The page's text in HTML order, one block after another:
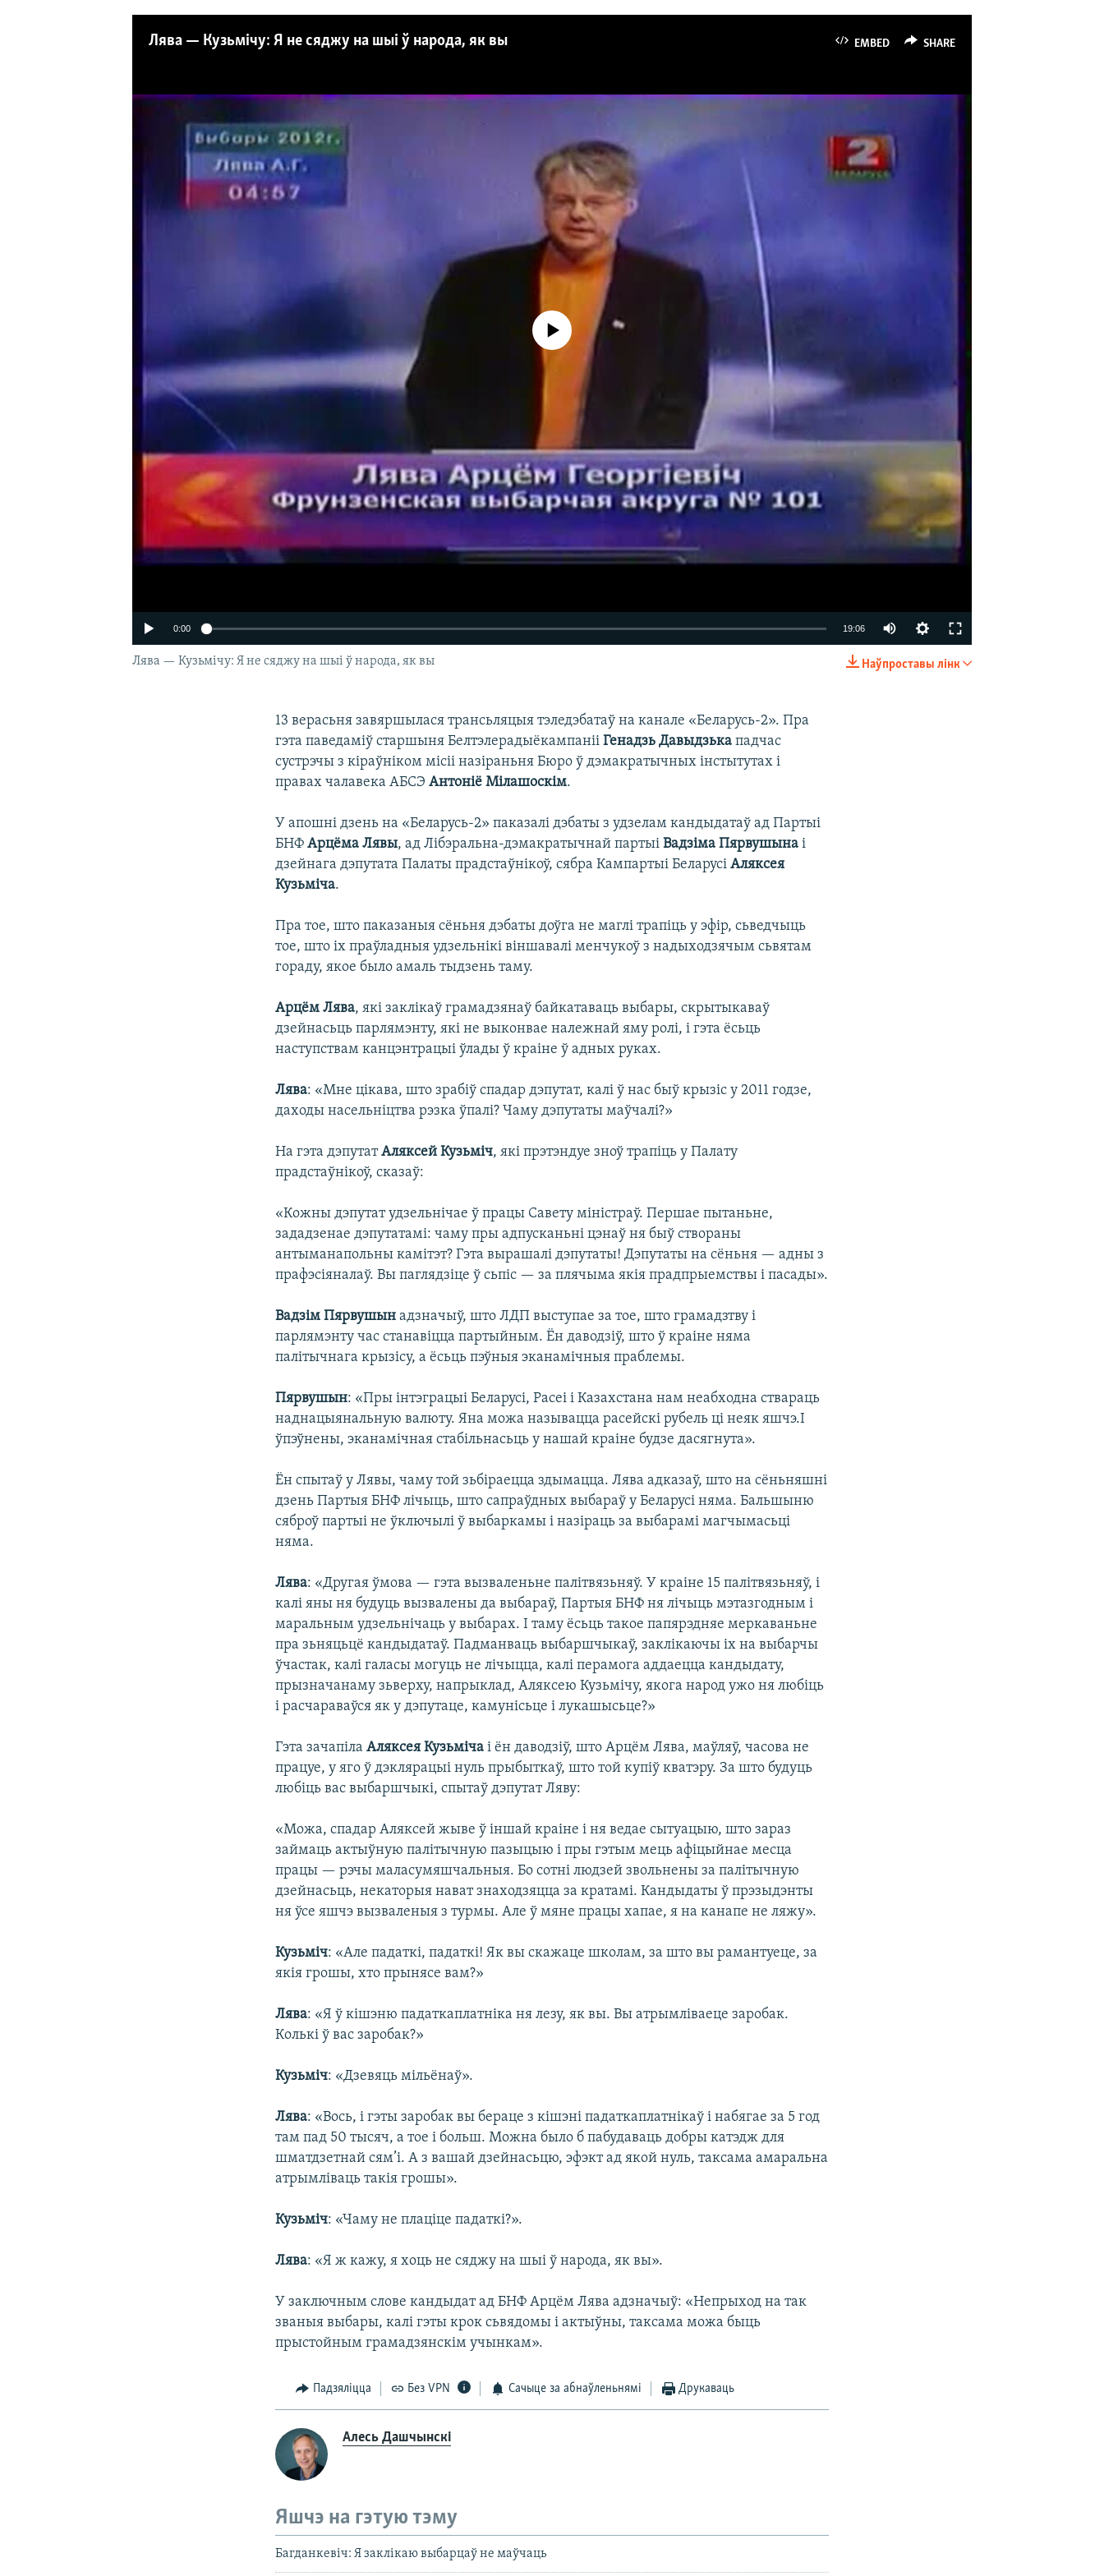
EMBED SHARE
Лява — Кузьмічу: Я не сяджу на шыі ў народа, як вы
No media source currently available
0:00 19:06
Наўпроставы лінк
Лява — Кузьмічу: Я не сяджу на шыі ў народа, як вы
13 верасьня завяршылася трансьляцыя тэледэбатаў на канале «Беларусь-2». Пра
гэта паведаміў старшыня БелтэлерадыёкампанііГенадзь Давыдзька падчас
сустрэчы з кіраўніком місіі назіраньня Бюро ў дэмакратычных інстытутах і
правах чалавека АБСЭАнтоніё Мілашоскім.
У апошні дзень на «Беларусь-2» паказалі дэбаты з удзелам кандыдатаў ад Партыі
БНФАрцёма Лявы, ад Лібэральна-дэмакратычнай партыіВадзіма Пярвушына і
дзейнага дэпутата Палаты прадстаўнікоў, сябра Кампартыі БеларусіАляксея
Кузьміча.
Пра тое, што паказаныя сёньня дэбаты доўга не маглі трапіць у эфір, сьведчыць
тое, што іх праўладныя удзельнікі віншавалі менчукоў з надыходзячым сьвятам
гораду, якое было амаль тыдзень таму.
Арцём Лява, які заклікаў грамадзянаў байкатаваць выбары, скрытыкаваў
дзейнасьць парлямэнту, які не выконвае належнай яму ролі, і гэта ёсьць
наступствам канцэнтрацыі ўлады ў краіне ў адных руках.
Лява: «Мне цікава, што зрабіў спадар дэпутат, калі ў нас быў крызіс у 2011 годзе,
даходы насельніцтва рэзка ўпалі? Чаму дэпутаты маўчалі?»
На гэта дэпутатАляксей Кузьміч, які прэтэндуе зноў трапіць у Палату
прадстаўнікоў, сказаў:
«Кожны дэпутат удзельнічае ў працы Савету міністраў. Першае пытаньне,
зададзенае дэпутатамі: чаму пры адпусканьні цэнаў ня быў створаны
антыманапольны камітэт? Гэта вырашалі дэпутаты! Дэпутаты на сёньня — адны з
прафэсіяналаў. Вы паглядзіце ў сьпіс — за плячыма якія прадпрыемствы і пасады».
Вадзім Пярвушын адзначыў, што ЛДП выступае за тое, што грамадзтву і
парлямэнту час станавіцца партыйным. Ён даводзіў, што ў краіне няма
палітычнага крызісу, а ёсьць пэўныя эканамічныя праблемы.
Пярвушын: «Пры інтэграцыі Беларусі, Расеі і Казахстана нам неабходна ствараць
наднацыянальную валюту. Яна можа называцца расейскі рубель ці неяк яшчэ.І
ўпэўнены, эканамічная стабільнасьць у нашай краіне будзе дасягнута».
Ён спытаў у Лявы, чаму той зьбіраецца здымацца. Лява адказаў, што на сёньняшні
дзень Партыя БНФ лічыць, што сапраўдных выбараў у Беларусі няма. Бальшыню
сяброў партыі не ўключылі ў выбаркамы і назіраць за выбарамі магчымасьці
няма.
Лява: «Другая ўмова — гэта вызваленьне палітвязьняў. У краіне 15 палітвязьняў, і
калі яны ня будуць вызвалены да выбараў, Партыя БНФ ня лічыць мэтазгодным і
маральным удзельнічаць у выбарах. І таму ёсьць такое папярэдняе меркаваньне
пра зьняцьцё кандыдатаў. Падманваць выбаршчыкаў, заклікаючы іх на выбарчы
ўчастак, калі галасы могуць не лічыцца, калі перамога аддаецца кандыдату,
прызначанаму зьверху, напрыклад, Аляксею Кузьмічу, якога народ ужо ня любіць
і расчараваўся як у дэпутаце, камунісьце і лукашысьце?»
Гэта зачапілаАляксея Кузьміча і ён даводзіў, што Арцём Лява, маўляў, часова не
працуе, у яго ў дэклярацыі нуль прыбыткаў, што той купіў кватэру. За што будуць
любіць вас выбаршчыкі, спытаў дэпутат Ляву:
«Можа, спадар Аляксей жыве ў іншай краіне і ня ведае сытуацыю, што зараз
займаць актыўную палітычную пазыцыю і пры гэтым мець афіцыйнае месца
працы — рэчы маласумяшчальныя. Бо сотні людзей звольнены за палітычную
дзейнасьць, некаторыя нават знаходзяцца за кратамі. Кандыдаты ў прэзыдэнты
ня ўсе яшчэ вызваленыя з турмы. Але ў мяне працы хапае, я на канапе не ляжу».
Кузьміч: «Але падаткі, падаткі! Як вы скажаце школам, за што вы рамантуеце, за
якія грошы, хто прынясе вам?»
Лява: «Я ў кішэню падаткаплатніка ня лезу, як вы. Вы атрымліваеце заробак.
Колькі ў вас заробак?»
Кузьміч: «Дзевяць мільёнаў».
Лява: «Вось, і гэты заробак вы бераце з кішэні падаткаплатнікаў і набягае за 5 год
там пад 50 тысяч, а тое і больш. Можна было б пабудаваць добры катэдж для
шматдзетнай сям’і. А з вашай дзейнасьцю, эфэкт ад якой нуль, таксама амаральна
атрымліваць такія грошы».
Кузьміч: «Чаму не плаціце падаткі?».
Лява: «Я ж кажу, я хоць не сяджу на шыі ў народа, як вы».
У заключным слове кандыдат ад БНФ Арцём Лява адзначыў: «Непрыход на так
званыя выбары, калі гэты крок сьвядомы і актыўны, таксама можа быць
прыстойным грамадзянскім учынкам».
Падзяліцца Без VPN Сачыце за абнаўленьнямі Друкаваць
Алесь Дашчынскі
Яшчэ на гэтую тэму
Багданкевіч: Я заклікаю выбарцаў не маўчаць